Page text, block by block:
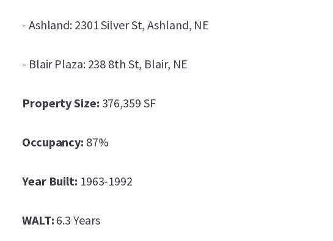
- Ashland: 2301 Silver St, Ashland, NE
- Blair Plaza: 238 8th St, Blair, NE
Property Size: 376,359 SF
Occupancy: 87%
Year Built: 1963-1992
WALT: 6.3 Years